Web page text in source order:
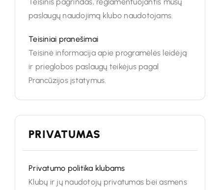
paslaugų naudojimą klubo naudotojams.
Teisiniai pranešimai
Teisinė informacija apie programėlės leidėją
ir prieglobos paslaugų teikėjus pagal
Prancūzijos įstatymus.
PRIVATUMAS
Privatumo politika klubams
Klubų ir jų naudotojų privatumas bei asmens